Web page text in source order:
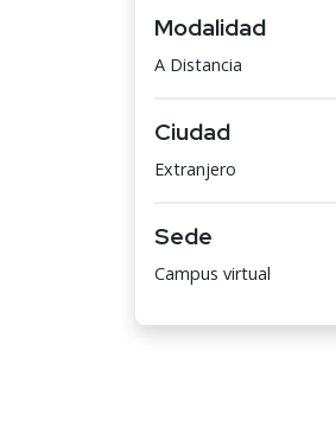
Modalidad
A Distancia
Ciudad
Extranjero
Sede
Campus virtual